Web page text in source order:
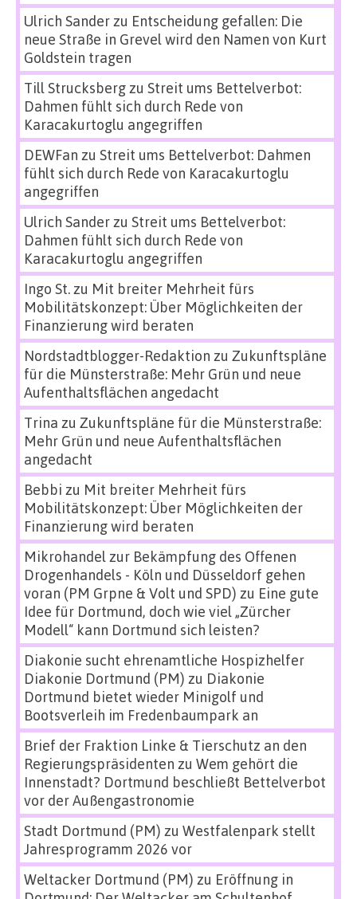
Ulrich Sanderzu Entscheidung gefallen: Die
neue Straße in Grevel wird den Namen von Kurt
Goldstein tragen
Till Strucksbergzu Streit ums Bettelverbot:
Dahmen fühlt sich durch Rede von
Karacakurtoglu angegriffen
DEWFan zu Streit ums Bettelverbot: Dahmen
fühlt sich durch Rede von Karacakurtoglu
angegriffen
Ulrich Sanderzu Streit ums Bettelverbot:
Dahmen fühlt sich durch Rede von
Karacakurtoglu angegriffen
Ingo St.zu Mit breiter Mehrheit fürs
Mobilitätskonzept: Über Möglichkeiten der
Finanzierung wird beraten
Nordstadtblogger-Redaktion zu Zukunftspläne
für die Münsterstraße: Mehr Grün und neue
Aufenthaltsflächen angedacht
Trina zu Zukunftspläne für die Münsterstraße:
Mehr Grün und neue Aufenthaltsflächen
angedacht
Bebbi zu Mit breiter Mehrheit fürs
Mobilitätskonzept: Über Möglichkeiten der
Finanzierung wird beraten
Mikrohandel zur Bekämpfung des Offenen
Drogenhandels - Köln und Düsseldorf gehen
voran (PM Grpne & Volt und SPD) zu Eine gute
Idee für Dortmund, doch wie viel „Zürcher
Modell“ kann Dortmund sich leisten?
Diakonie sucht ehrenamtliche Hospizhelfer
Diakonie Dortmund (PM) zu Diakonie
Dortmund bietet wieder Minigolf und
Bootsverleih im Fredenbaumpark an
Brief der Fraktion Linke & Tierschutz an den
Regierungspräsidenten zu Wem gehört die
Innenstadt? Dortmund beschließt Bettelverbot
vor der Außengastronomie
Stadt Dortmund (PM) zu Westfalenpark stellt
Jahresprogramm 2026 vor
Weltacker Dortmund (PM) zu Eröffnung in